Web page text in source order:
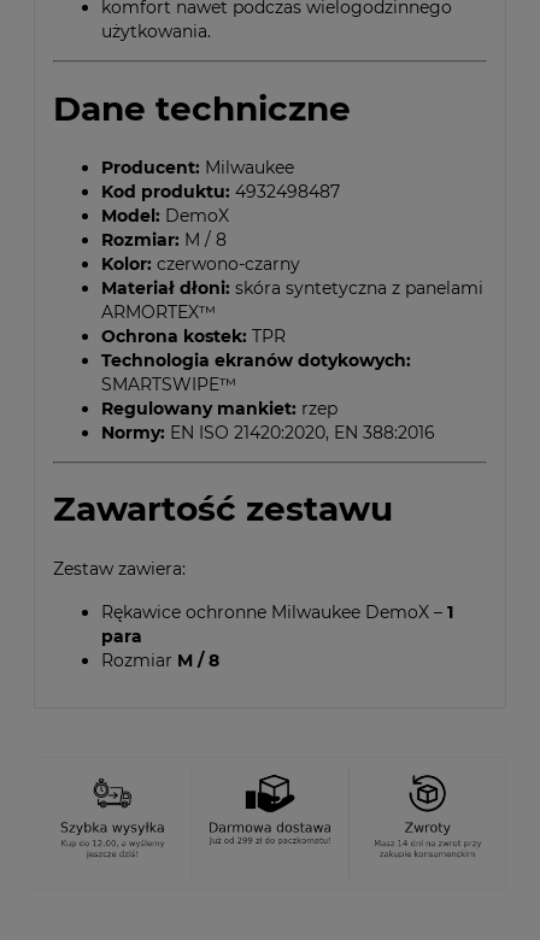
komfort nawet podczas wielogodzinnego
użytkowania.
Dane techniczne
Producent: Milwaukee
Kod produktu: 4932498487
Model: DemoX
Rozmiar: M / 8
Kolor: czerwono-czarny
Materiał dłoni: skóra syntetyczna z panelami
ARMORTEX™
Ochrona kostek: TPR
Technologia ekranów dotykowych:
SMARTSWIPE™
Regulowany mankiet: rzep
Normy: EN ISO 21420:2020, EN 388:2016
Zawartość zestawu
Zestaw zawiera:
Rękawice ochronne Milwaukee DemoX – 1
para
Rozmiar M / 8